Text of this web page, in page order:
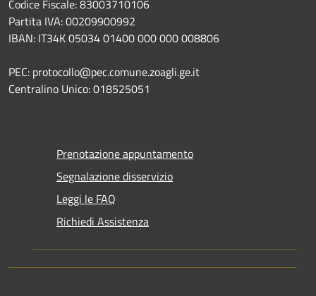
Codice Fiscale: 83003710106
Partita IVA: 00209900992
IBAN: IT34K 05034 01400 000 000 008806
PEC: protocollo@pec.comune.zoagli.ge.it
Centralino Unico: 018525051
Prenotazione appuntamento
Segnalazione disservizio
Leggi le FAQ
Richiedi Assistenza